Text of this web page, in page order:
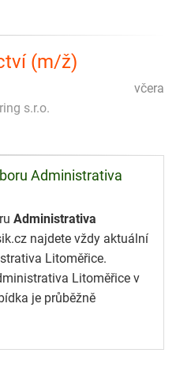
(m/ž)
včera
s.r.o.
Administrativa
Administrativa
najdete vždy aktuální
Litoměřice.
Litoměřice v
je průběžně